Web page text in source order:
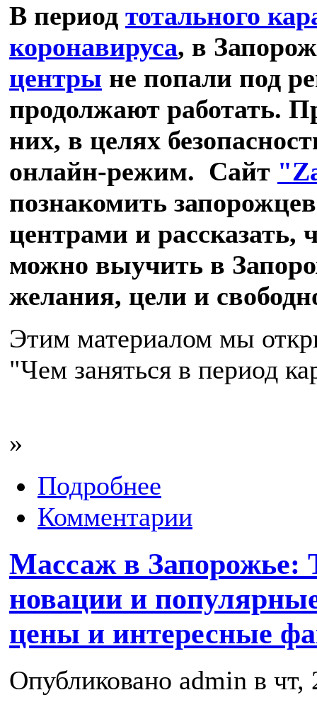
В период тотального
коронавируса, в
центры не попали под
продолжают работать.
них, в целях
онлайн-режим. Сайт
познакомить
центрами и рассказать,
можно выучить в
желания, цели и
Этим материалом мы
"Чем заняться в период
»
Подробнее
Комментарии
Массаж в
новации и
цены и интересные
Опубликовано admin в